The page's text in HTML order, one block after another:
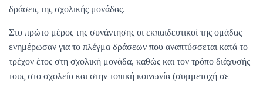
δράσεις της σχολικής μονάδας.
Στο πρώτο μέρος της συνάντησης οι εκπαιδευτικοί της ομάδας
ενημέρωσαν για το πλέγμα δράσεων που αναπτύσσεται κατά το
τρέχον έτος στη σχολική μονάδα, καθώς και τον τρόπο διάχυσής
τους στο σχολείο και στην τοπική κοινωνία (συμμετοχή σε